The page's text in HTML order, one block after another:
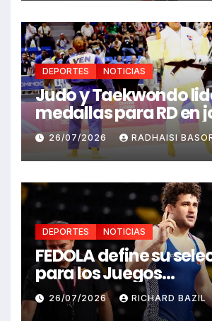
DEPORTES NOTICIAS
Judo y Taekwondo
medallas para RD en
de Juego Santo
26/07/2026 RADHAISI
DEPORTES NOTICIAS
FEDOLA define su
para los Juegos
Centroamericanos y
Caribe Santo
26/07/2026 RICHARD BAZIL